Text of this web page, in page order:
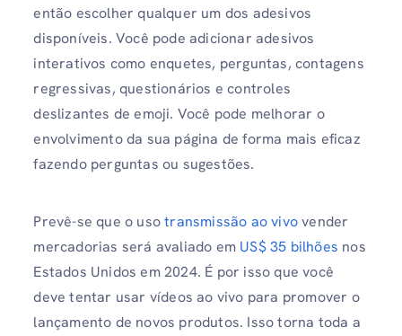
então escolher qualquer um dos adesivos
disponíveis. Você pode adicionar adesivos
interativos como enquetes, perguntas, contagens
regressivas, questionários e controles
deslizantes de emoji. Você pode melhorar o
envolvimento da sua página de forma mais eficaz
fazendo perguntas ou sugestões.
Prevê-se que o usotransmissão ao vivovender
mercadorias será avaliado em US$ 35 bilhões nos
Estados Unidos em 2024. É por isso que você
deve tentar usar vídeos ao vivo para promover o
lançamento de novos produtos. Isso torna toda a